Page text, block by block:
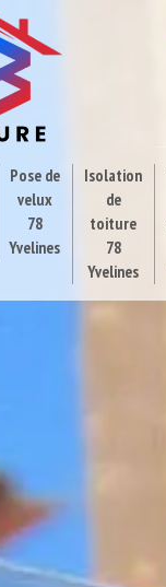
Pose de
velux
78
Yvelines
Isolation
de
toiture
78
Yvelines